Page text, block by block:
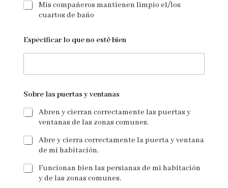
Mis compañeros mantienen limpio el/los
cuartos de baño
Especificar lo que no esté bien
Sobre las puertas y ventanas
Abren y cierran correctamente las puertas y
ventanas de las zonas comunes.
Abre y cierra correctamente la puerta y ventana
de mi habitación.
Funcionan bien las persianas de mi habitación
y de las zonas comunes.